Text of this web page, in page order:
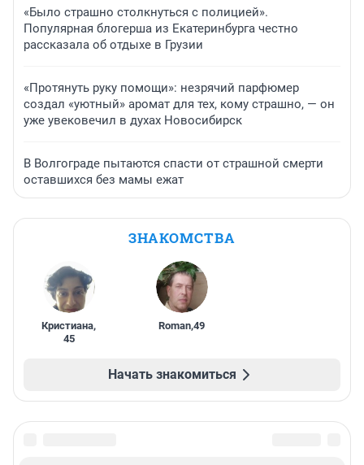
«Было страшно столкнуться с полицией».
Популярная блогерша из Екатеринбурга честно
рассказала об отдыхе в Грузии
«Протянуть руку помощи»: незрячий парфюмер
создал «уютный» аромат для тех, кому страшно, — он
уже увековечил в духах Новосибирск
В Волгограде пытаются спасти от страшной смерти
оставшихся без мамы ежат
ЗНАКОМСТВА
Кристиана,
45
Roman,49
Начать знакомиться